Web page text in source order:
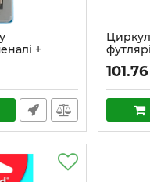
+
синій,
101.76